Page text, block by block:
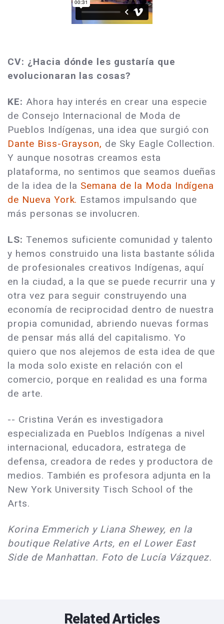
CV: ¿Hacia dónde les gustaría que
evolucionaran las cosas?
KE: Ahora hay interés en crear una especie
de Consejo Internacional de Moda de
Pueblos Indígenas, una idea que surgió con
Dante Biss-Grayson, de Sky Eagle Collection.
Y aunque nosotras creamos esta
plataforma, no sentimos que seamos dueñas
de la idea de la Semana de la Moda Indígena
de Nueva York. Estamos impulsando que
más personas se involucren.
LS: Tenemos suficiente comunidad y talento
y hemos construido una lista bastante sólida
de profesionales creativos Indígenas, aquí
en la ciudad, a la que se puede recurrir una y
otra vez para seguir construyendo una
economía de reciprocidad dentro de nuestra
propia comunidad, abriendo nuevas formas
de pensar más allá del capitalismo. Yo
quiero que nos alejemos de esta idea de que
la moda solo existe en relación con el
comercio, porque en realidad es una forma
de arte.
-- Cristina Verán es investigadora
especializada en Pueblos Indígenas a nivel
internacional, educadora, estratega de
defensa, creadora de redes y productora de
medios. También es profesora adjunta en la
New York University Tisch School of the
Arts.
Korina Emmerich y Liana Shewey, en la
boutique Relative Arts, en el Lower East
Side de Manhattan. Foto de Lucía Vázquez.
Related Articles